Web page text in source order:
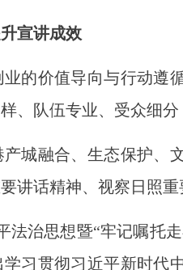
宣讲成效
价值导向与行动遵
、队伍专业、受众细分
融合、生态保护、
讲话精神、视察日照重
治思想暨“牢记嘱托走
习贯彻习近平新时代